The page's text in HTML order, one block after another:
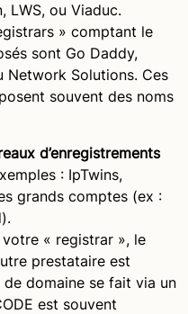
LWS, ou Viaduc.
» comptant le
sont Go Daddy,
Network Solutions. Ces
souvent des noms
d’enregistrements
: IpTwins,
grands comptes (ex :
votre « registrar », le
prestataire est
de domaine se fait via un
est souvent